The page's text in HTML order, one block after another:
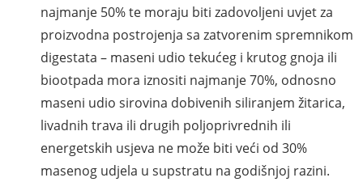
najmanje 50% te moraju biti zadovoljeni uvjet za
proizvodna postrojenja sa zatvorenim spremnikom
digestata – maseni udio tekućeg i krutog gnoja ili
biootpada mora iznositi najmanje 70%, odnosno
maseni udio sirovina dobivenih siliranjem žitarica,
livadnih trava ili drugih poljoprivrednih ili
energetskih usjeva ne može biti veći od 30%
masenog udjela u supstratu na godišnjoj razini.